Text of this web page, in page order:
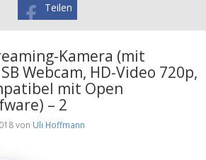
Teilen
Kamera (mit
Webcam, HD-Video 720p,
mit Open
– 2
von Uli Hoffmann